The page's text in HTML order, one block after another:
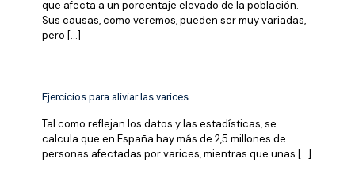
que afecta a un porcentaje elevado de la población.
Sus causas, como veremos, pueden ser muy variadas,
pero […]
Ejercicios para aliviar las varices
Tal como reflejan los datos y las estadísticas, se
calcula que en España hay más de 2,5 millones de
personas afectadas por varices, mientras que unas […]